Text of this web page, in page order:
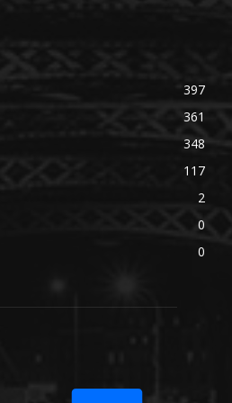
397
361
348
117
2
0
0